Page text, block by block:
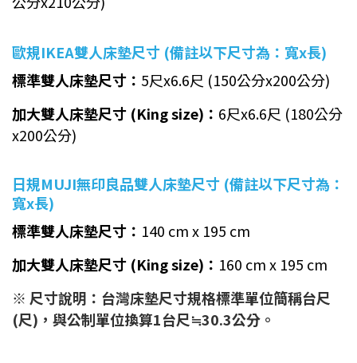
歐規IKEA雙人床墊尺寸 (備註以下尺寸為：寬x長)
標準雙人床墊尺寸： 5尺x6.6尺 (150公分x200公分)
加大雙人床墊尺寸 (King size)： 6尺x6.6尺 (180公分
x200公分)
日規MUJI無印良品雙人床墊尺寸 (備註以下尺寸為：
寬x長)
標準雙人床墊尺寸： 140 cm x 195 cm
加大雙人床墊尺寸 (King size)： 160 cm x 195 cm
※ 尺寸說明：台灣床墊尺寸規格標準單位簡稱台尺
(尺)，與公制單位換算1台尺≒30.3公分。